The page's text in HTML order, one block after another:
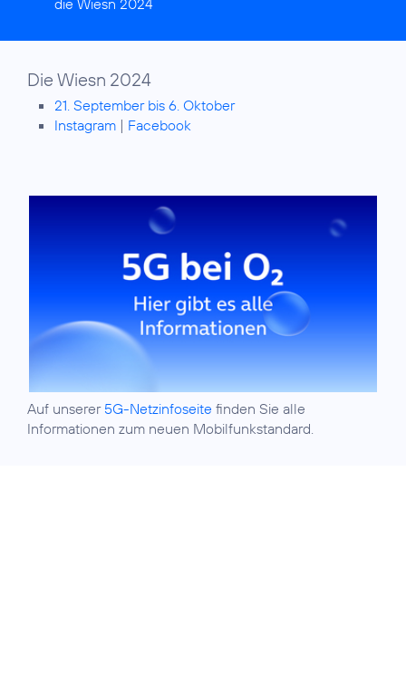
die Wiesn 2024
Die Wiesn 2024
21. September bis 6. Oktober
Instagram | Facebook
Auf unserer 5G-Netzinfoseite finden Sie alle
Informationen zum neuen Mobilfunkstandard.